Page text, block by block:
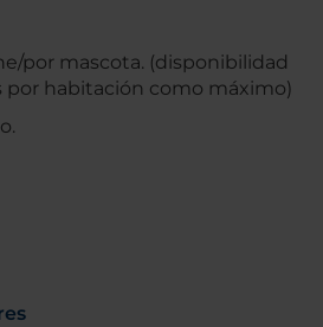
por mascota. (disponibilidad
por habitación como máximo)